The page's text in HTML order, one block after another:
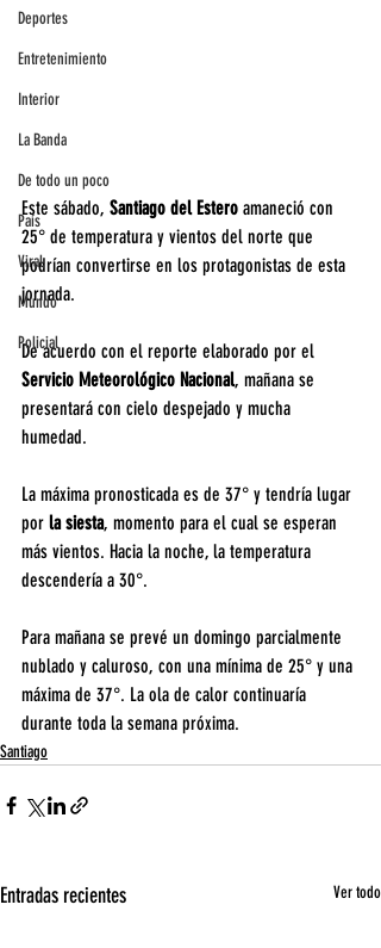
Deportes
Entretenimiento
Interior
La Banda
De todo un poco
País
Viral
Mundo
Policial
Este sábado, Santiago del Estero amaneció con
25° de temperatura y vientos del norte que
podrían convertirse en los protagonistas de esta
jornada.
De acuerdo con el reporte elaborado por el
Servicio Meteorológico Nacional, mañana se
presentará con cielo despejado y mucha
humedad.
La máxima pronosticada es de 37° y tendría lugar
por la siesta, momento para el cual se esperan
más vientos. Hacia la noche, la temperatura
descendería a 30°.
Para mañana se prevé un domingo parcialmente
nublado y caluroso, con una mínima de 25° y una
máxima de 37°. La ola de calor continuaría
durante toda la semana próxima.
Santiago
Entradas recientes Ver todo